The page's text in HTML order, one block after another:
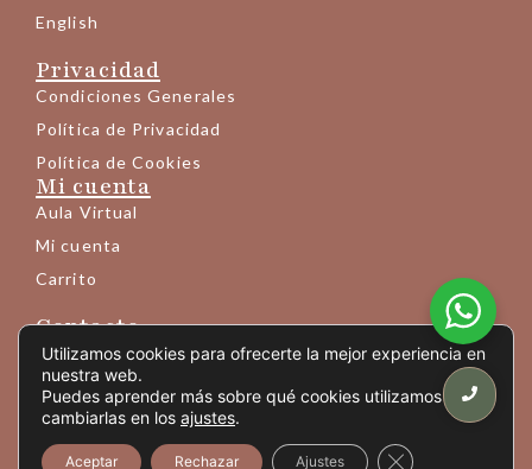
English
Privacidad
Condiciones Generales
Política de Privacidad
Política de Cookies
Mi cuenta
Aula Virtual
Mi cuenta
Carrito
Contacto
+34 683 145 189
info@yogaprem.eu
Avda. Mistral 10 - entresuelo 6ª
(Código vídeoportero: picar "206+OK")
Utilizamos cookies para ofrecerte la mejor experiencia en
nuestra web.
Puedes aprender más sobre qué cookies utilizamos o
cambiarlas en los ajustes.
Aceptar Rechazar Ajustes Cerrar el banner